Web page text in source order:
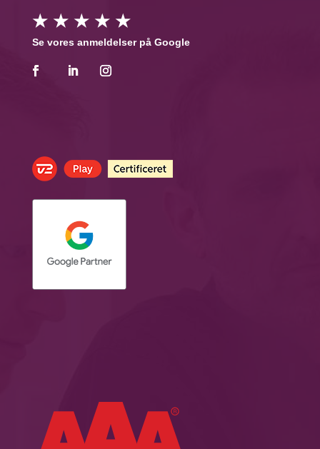
★ ★ ★ ★ ★
Se vores anmeldelser på Google